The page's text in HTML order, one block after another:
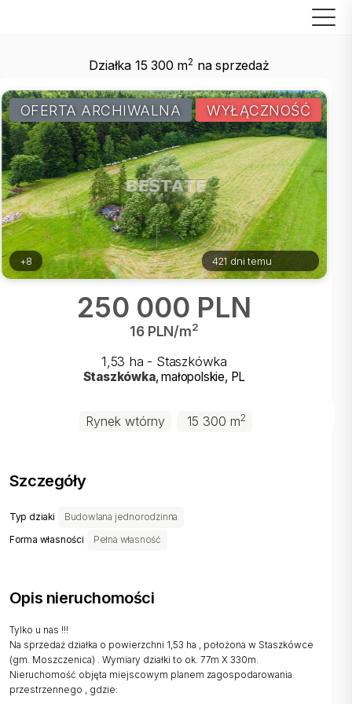
Działka 15 300 m2 na sprzedaż
OFERTA ARCHIWALNA WYŁĄCZNOŚĆ
+8 421 dni temu
250 000 PLN
16 PLN/m2
1,53 ha - Staszkówka
Staszkówka, małopolskie, PL
Rynek wtórny 15 300 m2
Szczegóły
Typ dziaki Budowlana jednorodzinna
Forma własności Pełna własność
Opis nieruchomości
Tylko u nas !!!
Na sprzedaż działka o powierzchni 1,53 ha , położona w Staszkówce
(gm. Moszczenica) . Wymiary działki to ok. 77m X 330m.
Nieruchomość objęta miejscowym planem zagospodarowania
przestrzennego , gdzie: